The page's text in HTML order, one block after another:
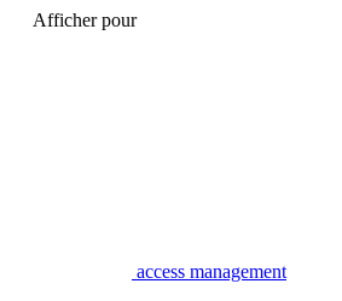
Afficher pour
access management